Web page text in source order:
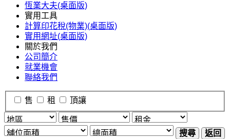
恆業大夫(桌面版)
實用工具
計算印花稅(物業)(桌面版)
實用網址(桌面版)
關於我們
公司簡介
就業機會
聯絡我們
售 租 頂讓
搜尋 返回